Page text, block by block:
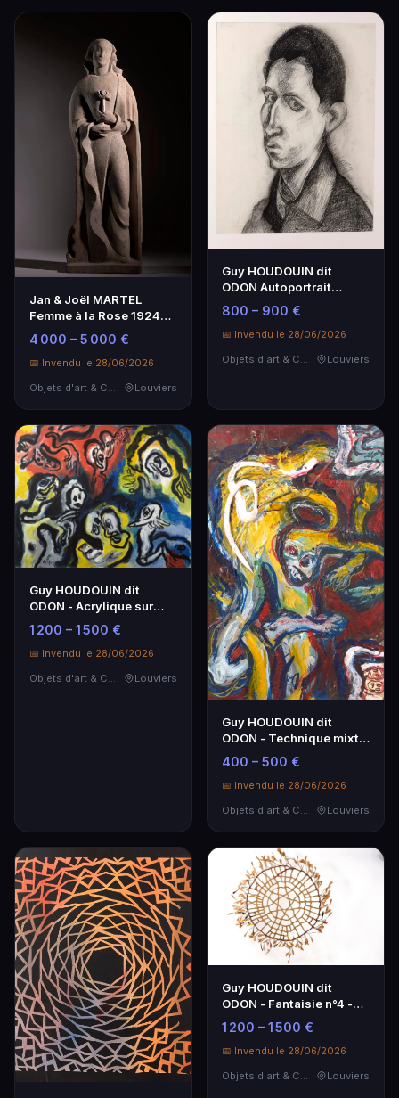
Jan & Joël MARTEL
Femme à la Rose 1924
Terre cuite Sèvres
4 000 – 5 000 €
📅 Invendu le 28/06/2026
Objets d'art & Curiosités
Louviers
Guy HOUDOUIN dit
ODON Autoportrait
Fusain sur Papier 63x48
cm
800 – 900 €
📅 Invendu le 28/06/2026
Objets d'art & Curiosités
Louviers
Guy HOUDOUIN dit
ODON - Acrylique sur
toile 163x200 cm, 1967
1 200 – 1 500 €
📅 Invendu le 28/06/2026
Louviers
Guy HOUDOUIN dit
ODON - Technique mixte
sur panneau - 32,5x50
cm
400 – 500 €
📅 Invendu le 28/06/2026
Objets d'art & Curiosités
Louviers
Guy HOUDOUIN dit
ODON - Fantaisie n°4 -
Papier kraft tressé - 110
cm
1 200 – 1 500 €
📅 Invendu le 28/06/2026
Objets d'art & Curiosités
Louviers